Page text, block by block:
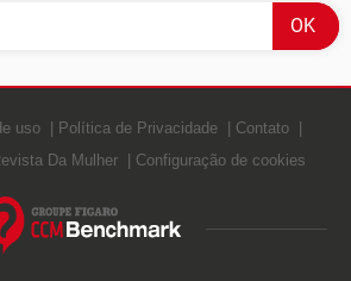
uso Política de Privacidade
Contato
Da Mulher Configuração de cookies